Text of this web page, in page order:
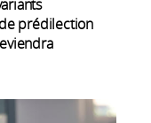
prédilection